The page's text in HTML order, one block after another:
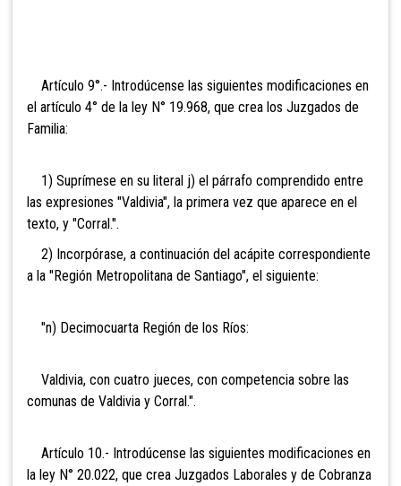
Artículo 9°.- Introdúcense las siguientes modificaciones en
el artículo 4° de la ley N° 19.968, que crea los Juzgados de
Familia:
1) Suprímese en su literal j) el párrafo comprendido entre
las expresiones "Valdivia", la primera vez que aparece en el
texto, y "Corral.".
2) Incorpórase, a continuación del acápite correspondiente
a la "Región Metropolitana de Santiago", el siguiente:
"n) Decimocuarta Región de los Ríos:
Valdivia, con cuatro jueces, con competencia sobre las
comunas de Valdivia y Corral.".
Artículo 10.- Introdúcense las siguientes modificaciones en
la ley N° 20.022, que crea Juzgados Laborales y de Cobranza